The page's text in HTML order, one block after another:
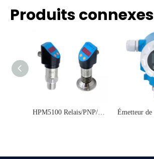
Produits connexes
HPM5100 Relais/PNP/NPN Sortie Pressostat électronique intelligent